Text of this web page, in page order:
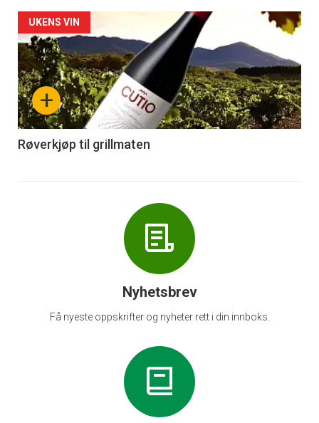
Forsiden
akkurat
nå
-
6
+
UKENS VIN
Røverkjøp til grillmaten
Nyhetsbrev
Få nyeste oppskrifter og nyheter rett i din innboks.